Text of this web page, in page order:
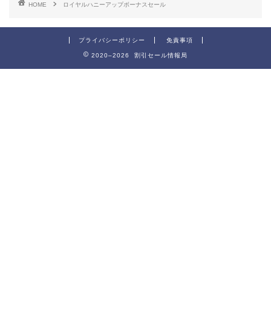
HOME ロイヤルハニーアップボーナスセール
プライバシーポリシー 免責事項
2020–2026 割引セール情報局